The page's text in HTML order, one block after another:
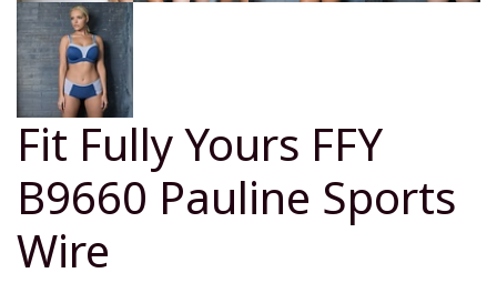
Fit Fully Yours FFY
B9660 Pauline Sports
Wire